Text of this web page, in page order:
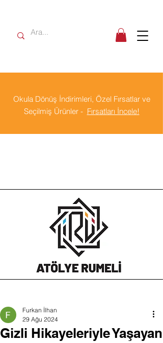
Okula Dönüş İndirimleri, Özel Fırsatlar ve
Seçilmiş Ürünler - Fırsatları İncele!
Gizli Hikayeleriyle Yaşayan
Furkan İlhan
29 Ağu 2024